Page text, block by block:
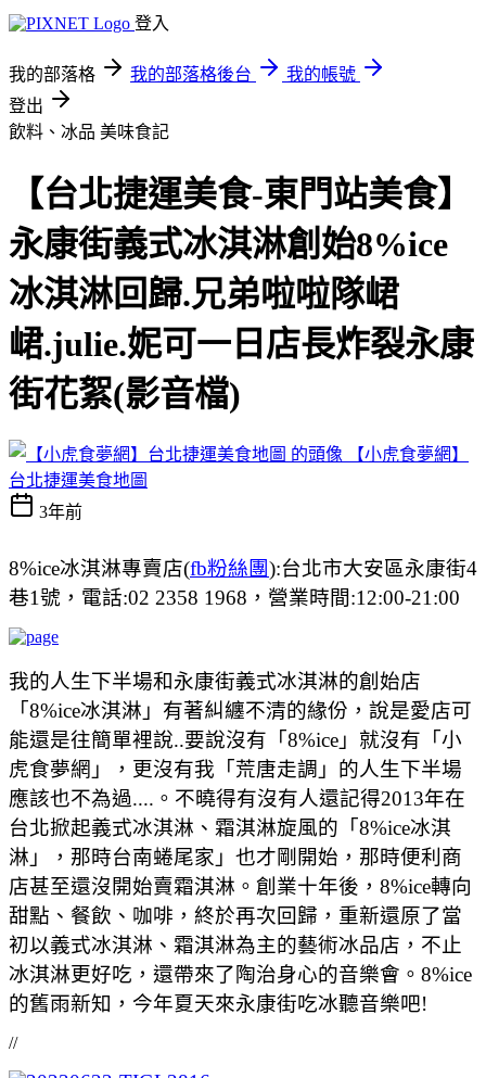
登入
我的部落格 我的部落格後台
我的帳號
登出
飲料、冰品 美味食記
【台北捷運美食-東門站美食】
永康街義式冰淇淋創始8%ice
冰淇淋回歸.兄弟啦啦隊峮
峮.julie.妮可一日店長炸裂永康
街花絮(影音檔)
【小虎食夢網】
台北捷運美食地圖
3年前
8%ice冰淇淋專賣店(fb粉絲團):台北市大安區永康街4
巷1號，電話:02 2358 1968，營業時間:12:00-21:00
我的人生下半場和永康街義式冰淇淋的創始店
「8%ice冰淇淋 」有著糾纏不清的緣份，說是愛店可
能還是往簡單裡說..要說沒有「8%ice」就沒有「小
虎食夢網」，更沒有我「荒唐走調」的人生下半場
應該也不為過....。不曉得有沒有人還記得2013年在
台北掀起義式冰淇淋、霜淇淋旋風的「8%ice冰淇
淋」，那時台南蜷尾家」也才剛開始，那時便利商
店甚至還沒開始賣霜淇淋。創業十年後，8%ice轉向
甜點、餐飲、咖啡，終於再次回歸，重新還原了當
初以義式冰淇淋、霜淇淋為主的藝術冰品店，不止
冰淇淋更好吃，還帶來了陶治身心的音樂會。8%ice
的舊雨新知，今年夏天來永康街吃冰聽音樂吧!
//